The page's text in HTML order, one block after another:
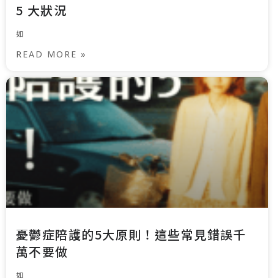
5 大狀況
如
READ MORE »
憂鬱症陪護的5大原則！這些常見錯誤千
萬不要做
如